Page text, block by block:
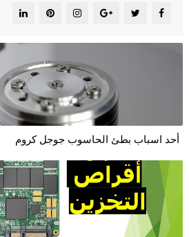
أحد اسباب بطئ الحاسوب جوجل كروم